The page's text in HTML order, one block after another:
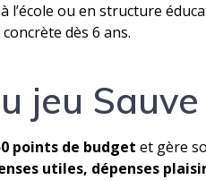
l’école ou en structure
dès 6 ans.
jeu
points de budget et gère
utiles, dépenses